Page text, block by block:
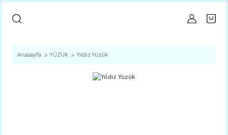
Anasayfa YÜZÜK Yıldız Yüzük